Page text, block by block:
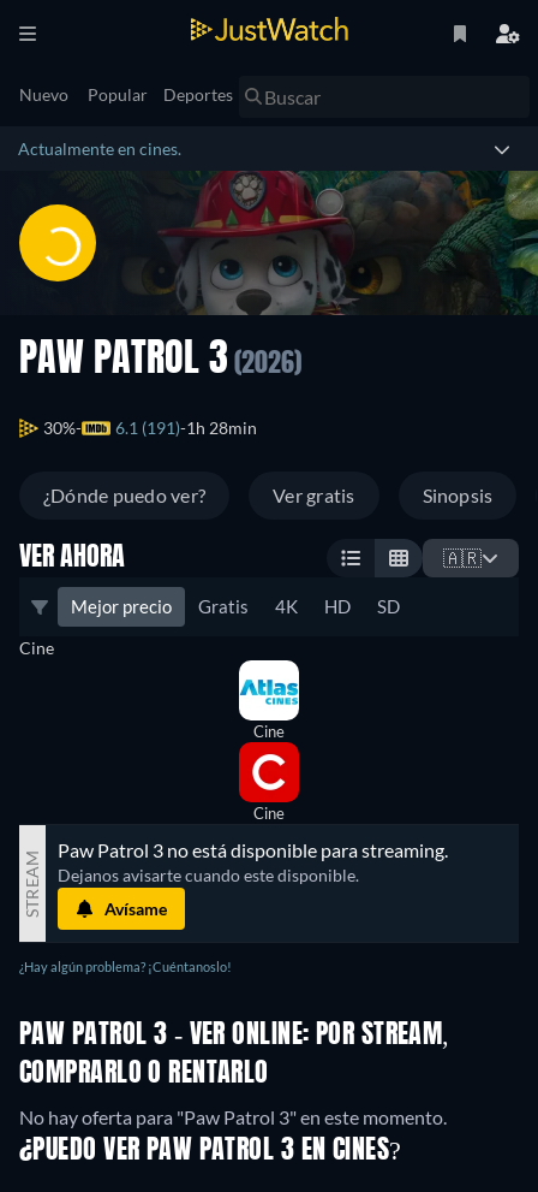
Nuevo Popular Deportes
Actualmente en cines.
PAW PATROL 3 (2026)
30% 6.1 (191) 1h 28min
¿Dónde puedo ver? Ver gratis Sinopsis
VER AHORA 🇦🇷
Mejor precio Gratis 4K HD SD
Cine
Cine
Cine
STREAM Paw Patrol 3 no está disponible para streaming.
Dejanos avisarte cuando este disponible.
Avísame
¿Hay algún problema? ¡Cuéntanoslo!
PAW PATROL 3 - VER ONLINE: POR STREAM,
COMPRARLO O RENTARLO
No hay oferta para "Paw Patrol 3" en este momento.
¿PUEDO VER PAW PATROL 3 EN CINES?